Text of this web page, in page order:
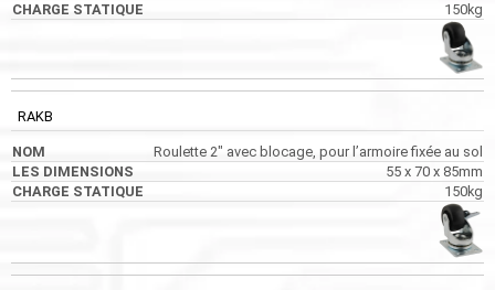
150kg
RAKB
Roulette 2″ avec blocage, pour l’armoire fixée au sol
55 x 70 x 85mm
150kg